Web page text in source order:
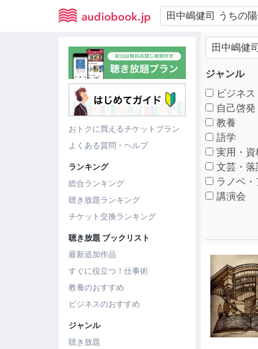
おトクに買えるチケットプラン
よくある質問・ヘルプ
ランキング
総合ランキング
聴き放題ランキング
チケット交換ランキング
聴き放題 ブックリスト
最新追加作品
すぐに役立つ！仕事術
教養のおすすめ
ビジネスのおすすめ
ジャンル
聴き放題
ジャンル
ビジネス
自己啓発
教養
語学
実用・資
文芸・落
ラノベ
講演会